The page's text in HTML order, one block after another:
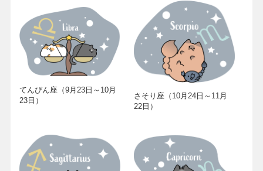
てんびん座（9月23日～10月
23日）
さそり座（10月24日～11月
22日）